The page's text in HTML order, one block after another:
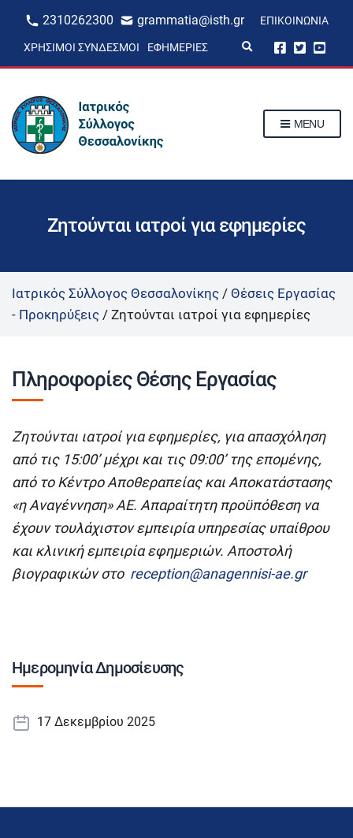
2310262300 grammatia@isth.gr ΕΠΙΚΟΙΝΩΝΊΑ
ΧΡΉΣΙΜΟΙ ΣΎΝΔΕΣΜΟΙ ΕΦΗΜΕΡΊΕΣ
p
m
MENU
Ζητούνται ιατροί για εφημερίες
Ιατρικός Σύλλογος Θεσσαλονίκης / Θέσεις Εργασίας
- Προκηρύξεις / Ζητούνται ιατροί για εφημερίες
Πληροφορίες Θέσης Εργασίας
Ζητούνται ιατροί για εφημερίες, για απασχόληση
από τις 15:00’ μέχρι και τις 09:00’ της επομένης,
από το Κέντρο Αποθεραπείας και Αποκατάστασης
«η Αναγέννηση» ΑΕ. Απαραίτητη προϋπόθεση να
έχουν τουλάχιστον εμπειρία υπηρεσίας υπαίθρου
και κλινική εμπειρία εφημεριών. Αποστολή
βιογραφικών στο reception@anagennisi-ae.gr
Ημερομηνία Δημοσίευσης
17 Δεκεμβρίου 2025